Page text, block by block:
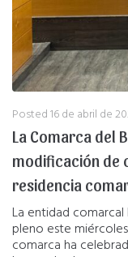
Posted16 de abril de
La Comarca del
modificación de
residencia
La entidad
pleno este
comarca ha